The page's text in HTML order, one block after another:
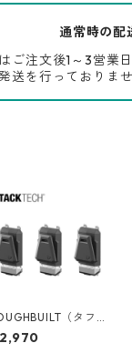
通常時の配
ご注文後1～3営業
送を行っておりま
（タフビ
）STACK TECH(ス
クテック) オプシ